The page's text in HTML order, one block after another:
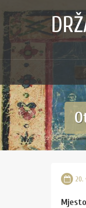
to
content
20.